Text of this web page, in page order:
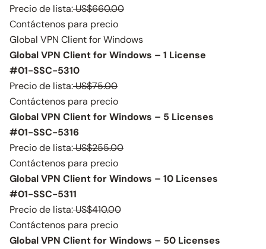
Precio de lista:US$660.00
Contáctenos para precio
Global VPN Client for Windows
Global VPN Client for Windows – 1 License
#01-SSC-5310
Precio de lista:US$75.00
Contáctenos para precio
Global VPN Client for Windows – 5 Licenses
#01-SSC-5316
Precio de lista:US$255.00
Contáctenos para precio
Global VPN Client for Windows – 10 Licenses
#01-SSC-5311
Precio de lista:US$410.00
Contáctenos para precio
Global VPN Client for Windows – 50 Licenses